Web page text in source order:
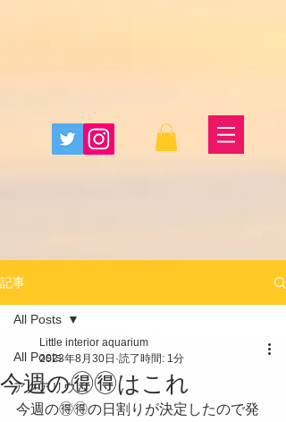
記事
All Posts
アクアリウム
All Posts
今週の🉐🉐はこれ
Little interior aquarium
2023年8月30日 読了時間: 1分
今週の🉐🉐の日割りが決定したので発